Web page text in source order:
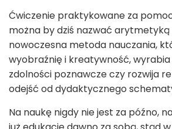
Ćwiczenie praktykowane za
można by dziś nazwać
nowoczesna metoda nauczania,
wyobraźnię i kreatywność,
zdolności poznawcze czy rozwija
odejść od dydaktycznego
Na naukę nigdy nie jest za późno,